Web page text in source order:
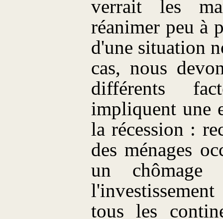
verrait les
réanimer peu à
d'une situation
cas, nous
différents
impliquent une
la récession :
des ménages
un chômage
tous les